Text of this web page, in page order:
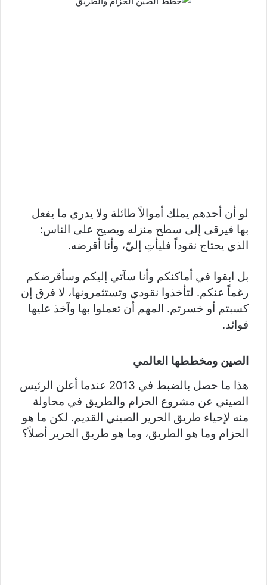
لو أن أحدهم يملك أموالاً طائلة ولا يدري ما يفعل
بها فيرقى إلى سطح منزله ويصيح على الناس:
الذي يحتاج نقوداً فليأتِ إليّ، وأنا أقرضه.
بل ابقوا في أماكنكم وأنا سآتي إليكم وسأقرضكم
رغماً عنكم. لتأخذوا نقودي وتستثمرونها، لا فرق إن
كسبتم أو خسرتم. المهم أن تعملوا بها وآخذ عليها
فوائد.
الصين ومخططها العالمي
هذا ما حصل بالضبط في 2013 عندما أعلن الرئيس
الصيني عن مشروع الحزام والطريق في محاولة
منه لإحياء طريق الحرير الصيني القديم. لكن ما هو
الحزام وما هو الطريق، وما هو طريق الحرير أصلاً؟